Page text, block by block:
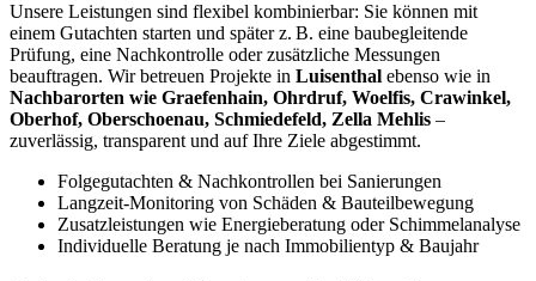
Unsere Leistungen sind flexibel kombinierbar: Sie können mit
einem Gutachten starten und später z. B. eine baubegleitende
Prüfung, eine Nachkontrolle oder zusätzliche Messungen
beauftragen. Wir betreuen Projekte in Luisenthal ebenso wie in
Nachbarorten wie Graefenhain, Ohrdruf, Woelfis, Crawinkel,
Oberhof, Oberschoenau, Schmiedefeld, Zella Mehlis –
zuverlässig, transparent und auf Ihre Ziele abgestimmt.
Folgegutachten & Nachkontrollen bei Sanierungen
Langzeit-Monitoring von Schäden & Bauteilbewegung
Zusatzleistungen wie Energieberatung oder Schimmelanalyse
Individuelle Beratung je nach Immobilientyp & Baujahr